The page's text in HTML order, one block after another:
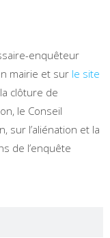
enquêteur
mairie et sur le site
clôture de
le Conseil
sur l’aliénation et la
de l’enquête